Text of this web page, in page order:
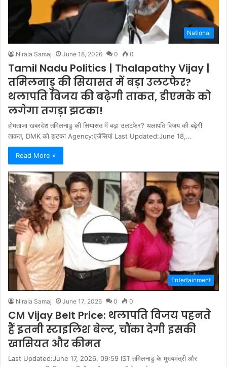
National
Nirala Samaj June 18, 2026 0 0
Tamil Nadu Politics | Thalapathy Vijay |
तमिलनाडु की सियासत में बड़ा उलटफेर?
थलापति विजय की बढ़ेगी ताकत, डीएमके को
लगेगा तगड़ा झटका!
होमताजा खबरदेश तमिलनाडु की सियासत में बड़ा उलटफेर? थलापति विजय की बढ़ेगी
ताकत, DMK को झटका Agency:एजेंसियां Last Updated:June 18,…
Read More »
Entertainment
Nirala Samaj June 17, 2026 0 0
CM Vijay Belt Price: थलापति विजय पहनते
हैं इतनी स्टाइलिश बेल्ट, चौंका देगी इसकी
खासियत और कीमत
Last Updated:June 17, 2026, 09:59 IST तमिलनाडु के मुख्यमंत्री और